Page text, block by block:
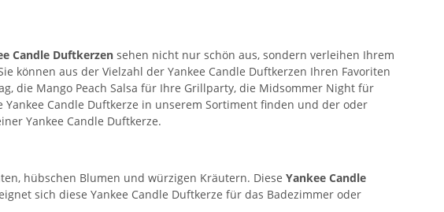
Candle Duftkerzen sehen nicht nur schön aus, sondern verleihen Ihrem
können aus der Vielzahl der Yankee Candle Duftkerzen Ihren Favoriten
die Mango Peach Salsa für Ihre Grillparty, die Midsommer Night für
Candle Duftkerze in unserem Sortiment finden und der oder
Yankee Candle Duftkerze.
hübschen Blumen und würzigen Kräutern. Diese Yankee Candle
sich diese Yankee Candle Duftkerze für das Badezimmer oder